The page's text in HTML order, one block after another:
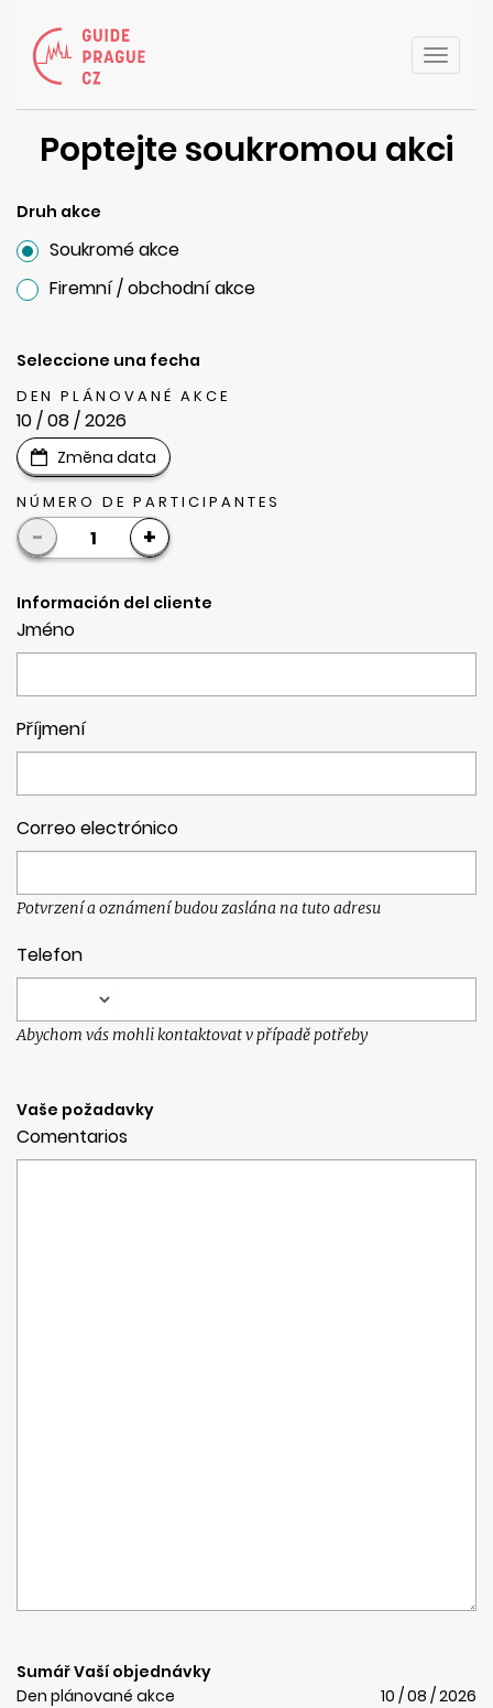
Toggle
Poptejte soukromou akci
Druh akce
Soukromé akce
Firemní / obchodní akce
Seleccione una fecha
DEN PLÁNOVANÉ AKCE
10 / 08 / 2026
Změna data
NÚMERO DE PARTICIPANTES
- 1 +
Información del cliente
Jméno
Příjmení
Correo electrónico
Potvrzení a oznámení budou zaslána na tuto adresu
Telefon
Abychom vás mohli kontaktovat v případě potřeby
Vaše požadavky
Comentarios
Sumář Vaší objednávky
Den plánované akce
10 / 08 / 2026